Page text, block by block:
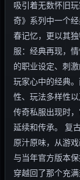
吸引着无数怀旧
奇》系列中一个
春记忆，更以其
服：经典再现，
的职业设定、刺
玩家心中的经典
性、玩法多样性
传奇私服出现时
延续和传承。 复
原汁原味，从游
与当年官方版本
穿越回了那个充